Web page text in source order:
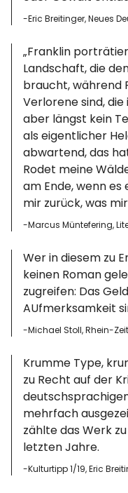
-Eric Breitinger, Neues
„Franklin
Landschaft, die
braucht, während
Verlorene sind,
aber längst kein
als eigentlicher
abwartend, das
Rodet meine
am Ende, wenn
mir zurück, was
-Marcus Müntefering,
Wer in diesem zu
keinen Roman
zugreifen: Das
AUfmerksamkeit
-Michael Stoll, Rhein-
Krumme Type,
zu Recht auf der
mehrfach
zählte das Werk
letzten Jahre.
-Kulturtipp 1/19, Eric